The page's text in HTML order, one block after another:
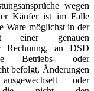
wegen
Käufer ist im Falle
Ware möglichst in der
einer genauen
Rechnung, an DSD
Betriebs- oder
befolgt, Änderungen
oder